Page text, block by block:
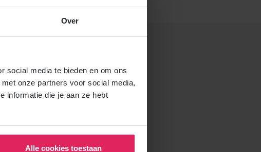
Over
social media te bieden en om ons
onze partners voor social media,
informatie die je aan ze hebt
Alle cookies toestaan
via gastouderbureau 4Kids?
brochure voor ouders aan en